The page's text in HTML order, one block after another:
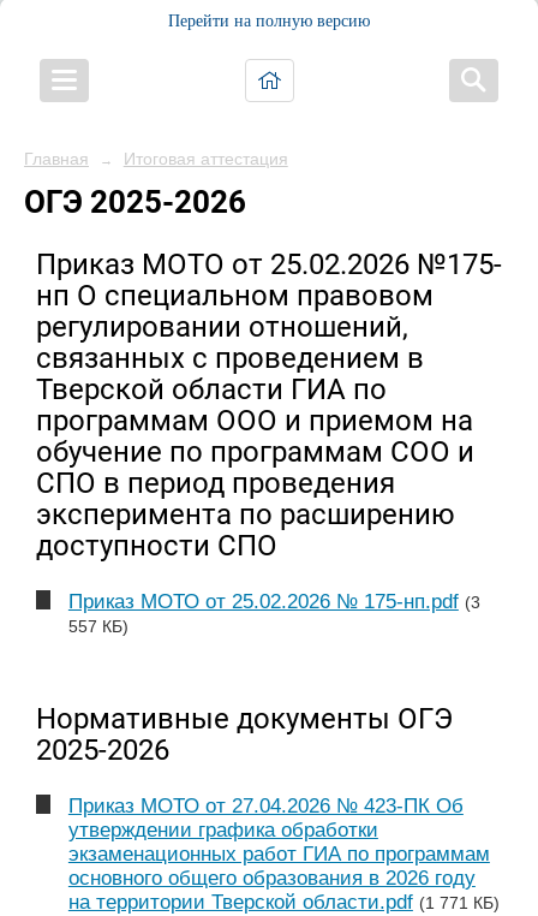
Перейти на полную версию
Главная → Итоговая аттестация
ОГЭ 2025-2026
Приказ МОТО от 25.02.2026 №175-
нп О специальном правовом
регулировании отношений,
связанных с проведением в
Тверской области ГИА по
программам ООО и приемом на
обучение по программам СОО и
СПО в период проведения
эксперимента по расширению
доступности СПО
Приказ МОТО от 25.02.2026 № 175-нп.pdf (3
557 КБ)
Нормативные документы ОГЭ
2025-2026
Приказ МОТО от 27.04.2026 № 423-ПК Об
утверждении графика обработки
экзаменационных работ ГИА по программам
основного общего образования в 2026 году
на территории Тверской области.pdf (1 771 КБ)